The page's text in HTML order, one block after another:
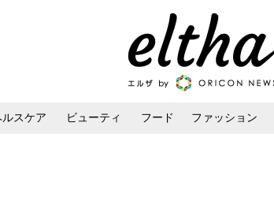
ルスケア ビューティ フード ファッション